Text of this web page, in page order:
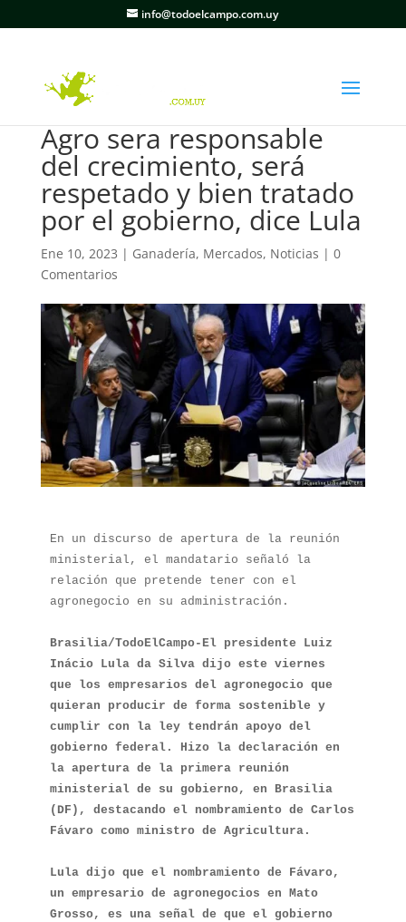
info@todoelcampo.com.uy
Agro sera responsable
del crecimiento, será
respetado y bien tratado
por el gobierno, dice Lula
Ene 10, 2023 | Ganadería, Mercados, Noticias | 0
Comentarios
En un discurso de apertura de la reunión
ministerial, el mandatario señaló la
relación que pretende tener con el
agronegocio en su administración.
Brasilia/TodoElCampo-El presidente Luiz
Inácio Lula da Silva dijo este viernes
que los empresarios del agronegocio que
quieran producir de forma sostenible y
cumplir con la ley tendrán apoyo del
gobierno federal. Hizo la declaración en
la apertura de la primera reunión
ministerial de su gobierno, en Brasilia
(DF), destacando el nombramiento de Carlos
Fávaro como ministro de Agricultura.
Lula dijo que el nombramiento de Fávaro,
un empresario de agronegocios en Mato
Grosso, es una señal de que el gobierno